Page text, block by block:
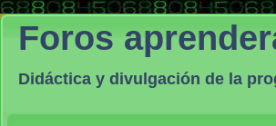
Foros
Didáctica y divulgación de la